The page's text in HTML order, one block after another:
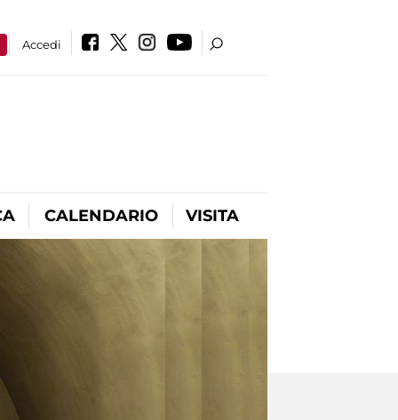
Accedi
CALENDARIO VISITA